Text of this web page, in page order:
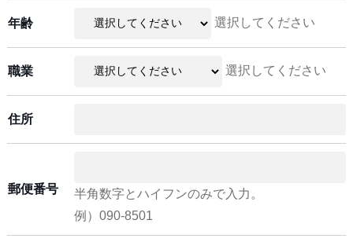
年齢 選択してください
職業 選択してください
住所
郵便番号
半角数字とハイフンのみで入力。
例）090-8501